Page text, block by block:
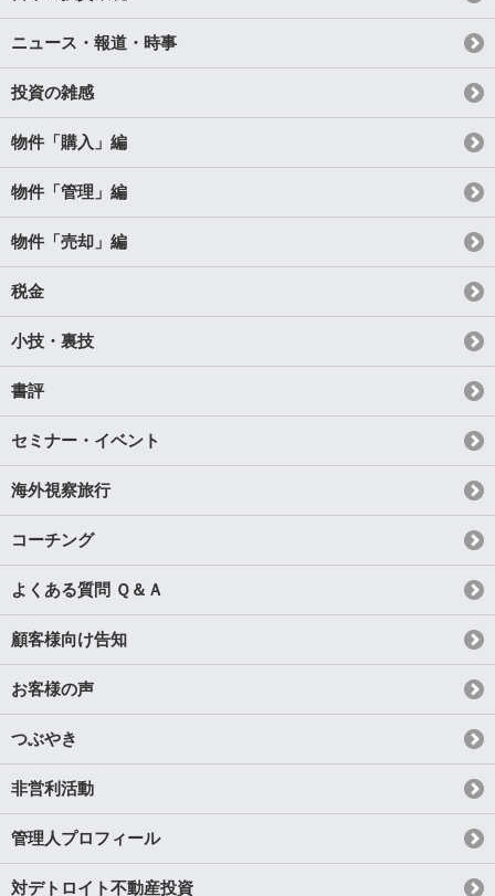
ニュース・報道・時事
投資の雑感
物件「購入」編
物件「管理」編
物件「売却」編
税金
小技・裏技
書評
セミナー・イベント
海外視察旅行
コーチング
よくある質問 Ｑ＆Ａ
顧客様向け告知
お客様の声
つぶやき
非営利活動
管理人プロフィール
対デトロイト不動産投資